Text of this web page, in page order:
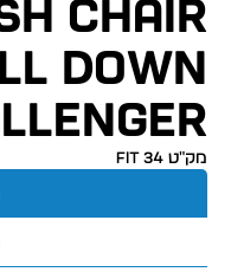
CHAIR
DOWN
מק״ט FIT 34